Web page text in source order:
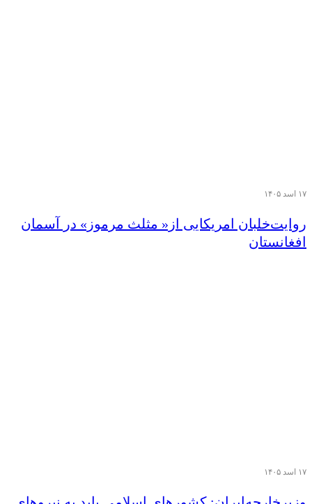
۱۷ اسد ۱۴۰۵
روایت‌خلبان امریکایی از« مثلث مرموز» در‌ آسمان
افغانستان
۱۷ اسد ۱۴۰۵